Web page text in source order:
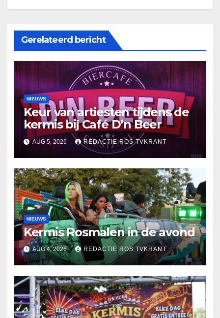
Gerelateerd bericht
NIEUWS
Keur van artiesten tijdens de
kermis bij Café D’n Beer
AUG 5, 2026 REDACTIE ROS TVKRANT
NIEUWS
Kermis Rosmalen in de avond
AUG 4, 2026 REDACTIE ROS TVKRANT